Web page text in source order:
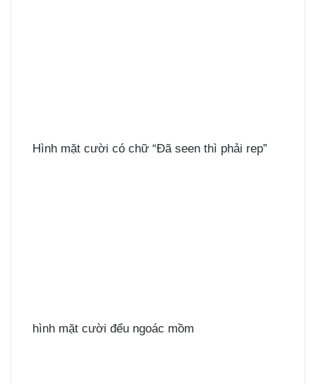
Hình mặt cười có chữ “Đã seen thì phải rep”
hình mặt cười đểu ngoác mồm